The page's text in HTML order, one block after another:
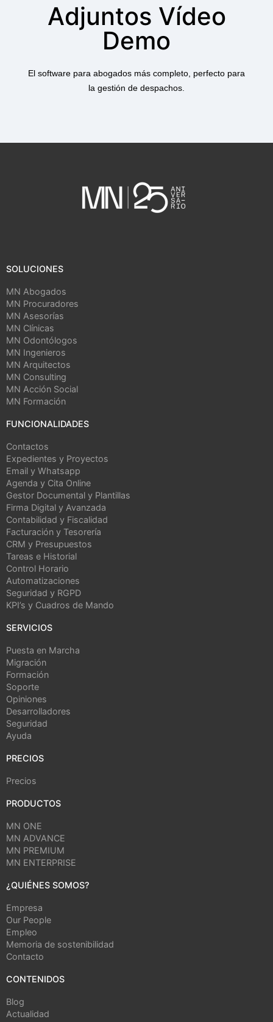
Adjuntos Vídeo
Demo
El software para abogados más completo, perfecto para
la gestión de despachos.
SOLUCIONES
MN Abogados
MN Procuradores
MN Asesorías
MN Clínicas
MN Odontólogos
MN Ingenieros
MN Arquitectos
MN Consulting
MN Acción Social
MN Formación
FUNCIONALIDADES
Contactos
Expedientes y Proyectos
Email y Whatsapp
Agenda y Cita Online
Gestor Documental y Plantillas
Firma Digital y Avanzada
Contabilidad y Fiscalidad
Facturación y Tesorería
CRM y Presupuestos
Tareas e Historial
Control Horario
Automatizaciones
Seguridad y RGPD
KPI’s y Cuadros de Mando
SERVICIOS
Puesta en Marcha
Migración
Formación
Soporte
Opiniones
Desarrolladores
Seguridad
Ayuda
PRECIOS
Precios
PRODUCTOS
MN ONE
MN ADVANCE
MN PREMIUM
MN ENTERPRISE
¿QUIÉNES SOMOS?
Empresa
Our People
Empleo
Memoria de sostenibilidad
Contacto
CONTENIDOS
Blog
Actualidad